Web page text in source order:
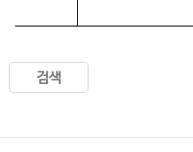
검색